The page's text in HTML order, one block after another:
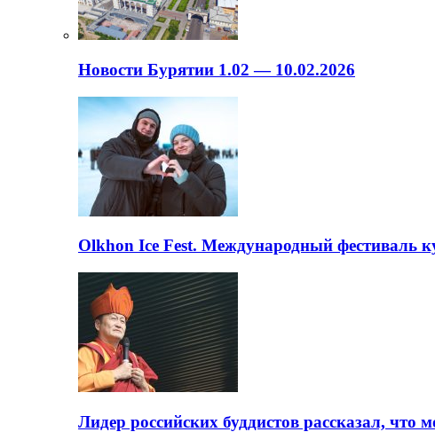
Новости Бурятии 1.02 — 10.02.2026
Olkhon Ice Fest. Международный фестиваль
Лидер российских буддистов рассказал, что